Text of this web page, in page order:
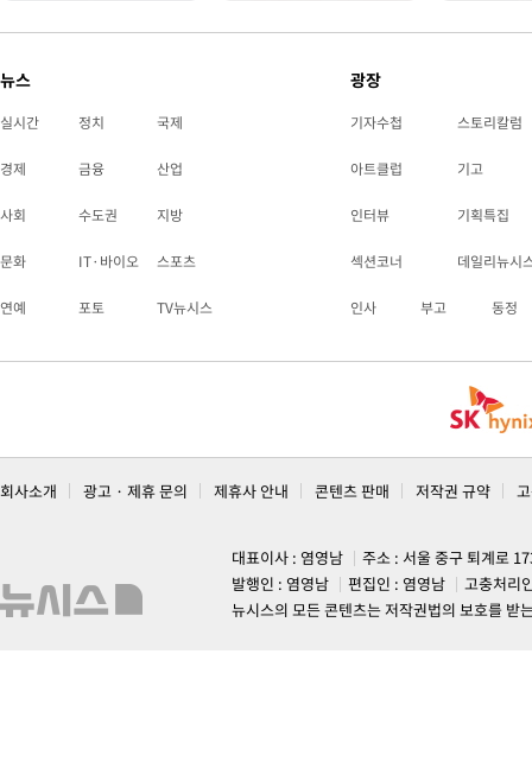
뉴스
실시간 정치 국제
경제 금융 산업
사회 수도권 지방
문화 IT·바이오 스포츠
연예 포토 TV뉴시스
광장
기자수첩 스토리칼럼
아트클럽 기고
인터뷰 기획특집
섹션코너 데일리뉴시
인사 부고 동정
회사소개 광고 · 제휴 문의 제휴사 안내 콘텐츠 판매 저작권 규약
대표이사 : 염영남
주소 : 서울 중구 퇴계로
발행인 : 염영남
편집인 : 염영남
고충처리
뉴시스의 모든 콘텐츠는 저작권법의 보호를